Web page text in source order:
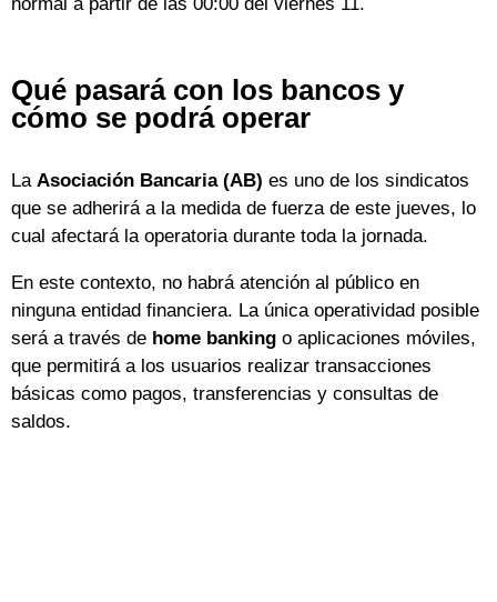
normal a partir de las 00:00 del viernes 11.
Qué pasará con los bancos y
cómo se podrá operar
La Asociación Bancaria (AB) es uno de los sindicatos
que se adherirá a la medida de fuerza de este jueves, lo
cual afectará la operatoria durante toda la jornada.
En este contexto, no habrá atención al público en
ninguna entidad financiera. La única operatividad posible
será a través de home banking o aplicaciones móviles,
que permitirá a los usuarios realizar transacciones
básicas como pagos, transferencias y consultas de
saldos.